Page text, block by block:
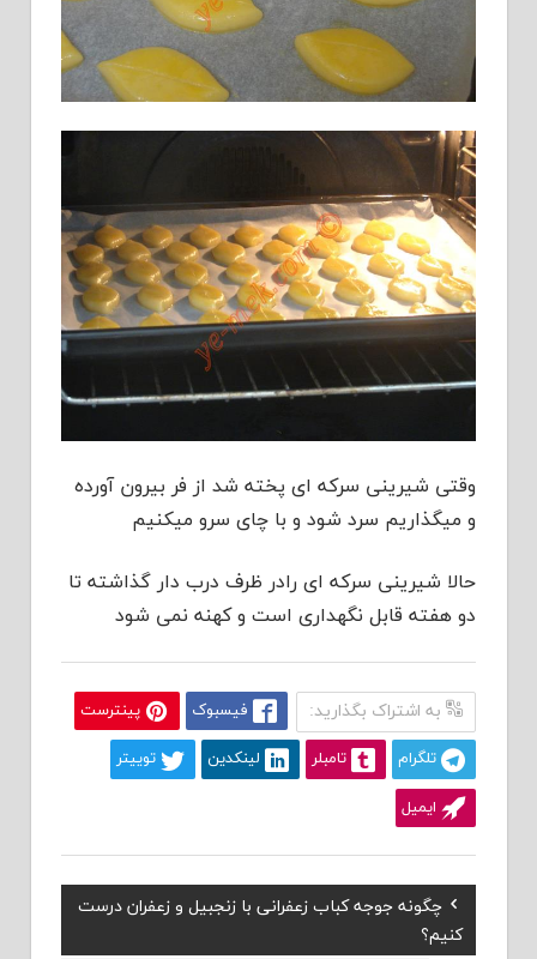
وقتی شیرینی سرکه ای پخته شد از فر بیرون آورده
و میگذاریم سرد شود و با چای سرو میکنیم
حالا شیرینی سرکه ای رادر ظرف درب دار گذاشته تا
دو هفته قابل نگهداری است و کهنه نمی شود
به اشتراک بگذارید: فیسبوک پینترست
تلگرام تامبلر لینکدین توییتر
ایمیل
راهبری
Previous
Post:
چگونه جوجه کباب زعفرانی با زنجبیل و زعفران درست
کنیم؟